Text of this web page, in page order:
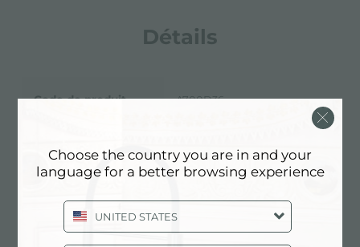
Détails
Fiche technique pdf
Code de produit A700D36
Choose the country you are in and your
language for a better browsing experience
UNITED STATES